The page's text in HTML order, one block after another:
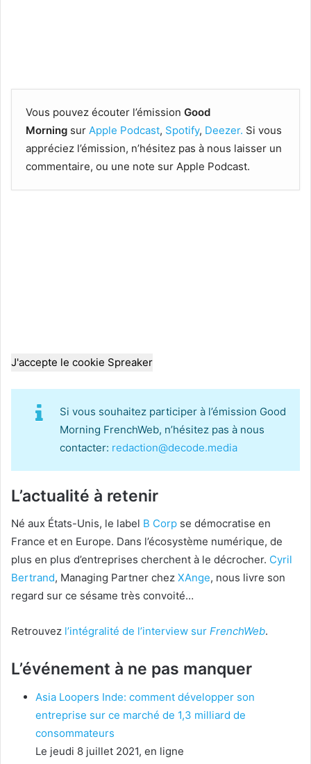
Vous pouvez écouter l’émission Good
Morning sur Apple Podcast, Spotify, Deezer. Si vous
appréciez l’émission, n’hésitez pas à nous laisser un
commentaire, ou une note sur Apple Podcast.
J'accepte le cookie Spreaker
Si vous souhaitez participer à l’émission Good
Morning FrenchWeb, n’hésitez pas à nous
contacter: redaction@decode.media
L’actualité à retenir
Né aux États-Unis, le label B Corp se démocratise en
France et en Europe. Dans l’écosystème numérique, de
plus en plus d’entreprises cherchent à le décrocher. Cyril
Bertrand, Managing Partner chez XAnge, nous livre son
regard sur ce sésame très convoité…
Retrouvez l’intégralité de l’interview sur FrenchWeb.
L’événement à ne pas manquer
Asia Loopers Inde: comment développer son
entreprise sur ce marché de 1,3 milliard de
consommateurs
Le jeudi 8 juillet 2021, en ligne